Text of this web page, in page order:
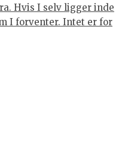
Hvis I selv ligger inde
I forventer. Intet er for